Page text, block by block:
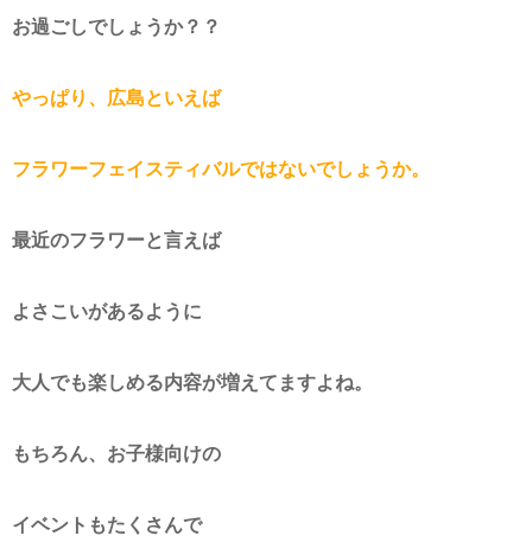
お過ごしでしょうか？？
やっぱり、広島といえば
フラワーフェイスティバルではないでしょうか。
最近のフラワーと言えば
よさこいがあるように
大人でも楽しめる内容が増えてますよね。
もちろん、お子様向けの
イベントもたくさんで